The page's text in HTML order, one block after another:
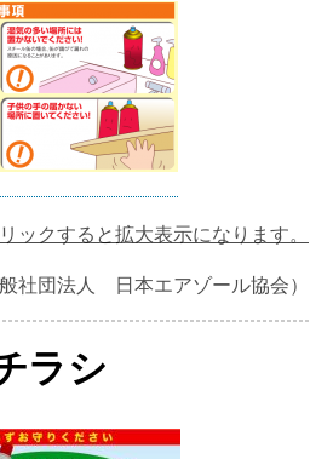
ックすると拡大表示になります。
般社団法人 日本エアゾール協会）
ラシ